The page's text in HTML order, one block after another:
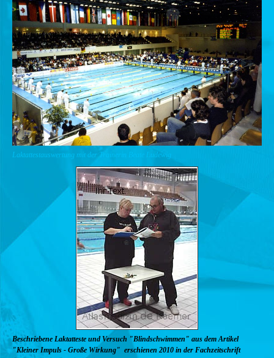
Laktattestauswertung mit der Trainerin Beate Ludewig
Beschriebene Laktatteste und Versuch "Blindschwimmen" aus dem Artikel
"Kleiner Impuls - Große Wirkung" erschienen 2010 in der Fachzeitschrift